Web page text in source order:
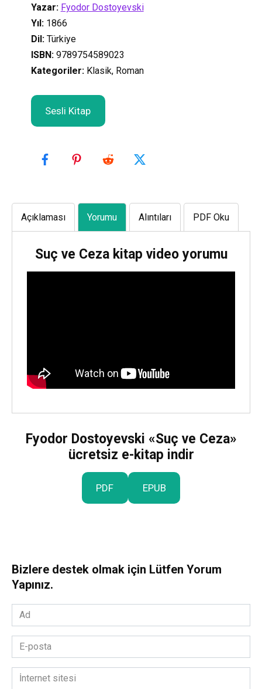
Yazar: Fyodor Dostoyevski
Yıl:1866
Dil:Türkiye
ISBN:9789754589023
Kategoriler:Klasik, Roman
Sesli Kitap
Açıklaması Yorumu Alıntıları PDF Oku
Suç ve Ceza kitap video yorumu
Fyodor Dostoyevski «Suç ve Ceza»
ücretsiz e-kitap indir
PDF EPUB
Bizlere destek olmak için Lütfen Yorum
Yapınız.
Ad
*
posta
*İnternet